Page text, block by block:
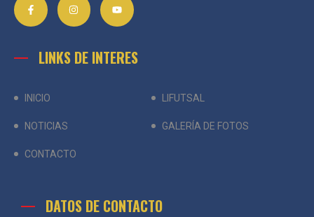
LINKS DE INTERES
INICIO LIFUTSAL
NOTICIAS GALERÍA DE FOTOS
CONTACTO
DATOS DE CONTACTO